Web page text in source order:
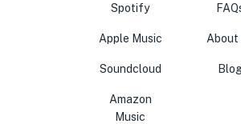
Spotify
Apple Music
Soundcloud
Amazon
Music
About